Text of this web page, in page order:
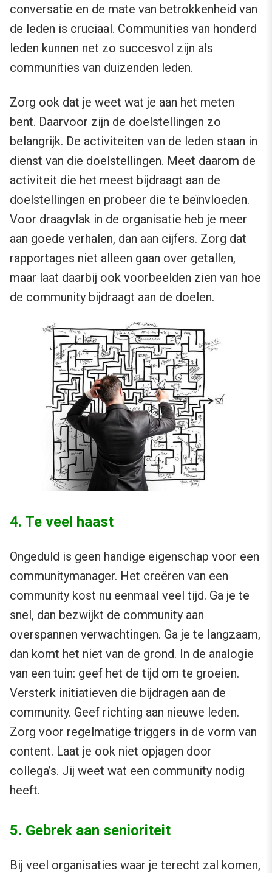
conversatie en de mate van betrokkenheid van
de leden is cruciaal. Communities van honderd
leden kunnen net zo succesvol zijn als
communities van duizenden leden.
Zorg ook dat je weet wat je aan het meten
bent. Daarvoor zijn de doelstellingen zo
belangrijk. De activiteiten van de leden staan in
dienst van die doelstellingen. Meet daarom de
activiteit die het meest bijdraagt aan de
doelstellingen en probeer die te beïnvloeden.
Voor draagvlak in de organisatie heb je meer
aan goede verhalen, dan aan cijfers. Zorg dat
rapportages niet alleen gaan over getallen,
maar laat daarbij ook voorbeelden zien van hoe
de community bijdraagt aan de doelen.
4. Te veel haast
Ongeduld is geen handige eigenschap voor een
communitymanager. Het creëren van een
community kost nu eenmaal veel tijd. Ga je te
snel, dan bezwijkt de community aan
overspannen verwachtingen. Ga je te langzaam,
dan komt het niet van de grond. In de analogie
van een tuin: geef het de tijd om te groeien.
Versterk initiatieven die bijdragen aan de
community. Geef richting aan nieuwe leden.
Zorg voor regelmatige triggers in de vorm van
content. Laat je ook niet opjagen door
collega’s. Jij weet wat een community nodig
heeft.
5. Gebrek aan senioriteit
Bij veel organisaties waar je terecht zal komen,